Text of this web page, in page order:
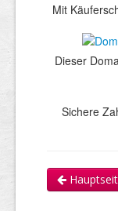
Mit
Dieser
Sichere